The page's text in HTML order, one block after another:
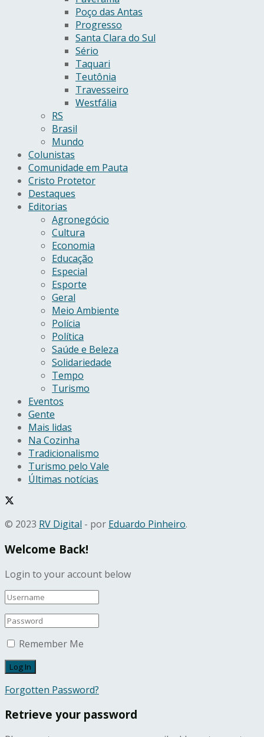
Poço das Antas
Progresso
Santa Clara do Sul
Sério
Taquari
Teutônia
Travesseiro
Westfália
RS
Brasil
Mundo
Colunistas
Comunidade em Pauta
Cristo Protetor
Destaques
Editorias
Agronegócio
Cultura
Economia
Educação
Especial
Esporte
Geral
Meio Ambiente
Polícia
Política
Saúde e Beleza
Solidariedade
Tempo
Turismo
Eventos
Gente
Mais lidas
Na Cozinha
Tradicionalismo
Turismo pelo Vale
Últimas notícias
© 2023 RV Digital - por Eduardo Pinheiro.
Welcome Back!
Login to your account below
Remember Me
Forgotten Password?
Retrieve your password